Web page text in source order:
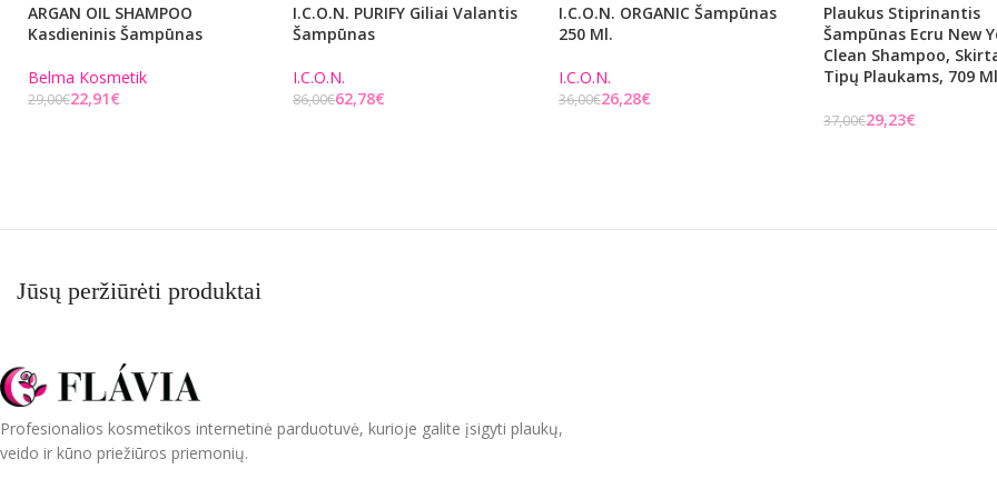
ARGAN OIL SHAMPOO
Kasdieninis Šampūnas
Belma Kosmetik
29,00€22,91€
I.C.O.N. PURIFY Giliai Valantis
Šampūnas
I.C.O.N.
86,00€62,78€
I.C.O.N. ORGANIC Šampūnas
250 Ml.
I.C.O.N.
36,00€26,28€
Plaukus Stiprinantis
Šampūnas Ecru New
Clean Shampoo,
Tipų Plaukams, 709
37,00€29,23€
Jūsų peržiūrėti produktai
Profesionalios kosmetikos internetinė parduotuvė, kurioje galite įsigyti plaukų,
veido ir kūno priežiūros priemonių.